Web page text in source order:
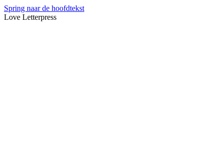
Spring naar de hoofdtekst
Love Letterpress